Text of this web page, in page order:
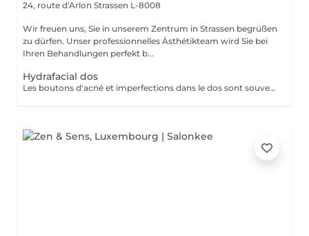
24, route d'Arlon Strassen L-8008
Wir freuen uns, Sie in unserem Zentrum in Strassen begrüßen
zu dürfen. Unser professionnelles Ästhétikteam wird Sie bei
Ihren Behandlungen perfekt b...
Hydrafacial dos
Les boutons d'acné et imperfections dans le dos sont souvent présents chez les adolescents, jeunes adultes ou encore chez les personnes présentant des problèmes hormonaux. Leur apparition s'explique par le même phénomène que les imperfections du visage : une accumulation de sébum, peaux mortes, et une inflammation. HydraFacial est le seul traitement utilisant une technologie brevetée pour nettoyer, éliminer et hydrater. Les super sérums HydraFacial contiennent des ingrédients nutritifs pour une peau plus belle immédiatement. Le résultat : un nettoyage profond de la peau, une réhydratation, et une diminution des imperfections. Ce soin est composé d'un nettoyage, d'une exfoliation douce, d'une extraction et d'antioxydants.